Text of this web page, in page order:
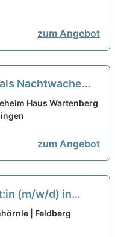
zum Angebot
Nachtwache
(50-80 %) –
Ihre
Haus Wartenberg
zum Angebot
(m/w/d) in
wo andere
| Feldberg